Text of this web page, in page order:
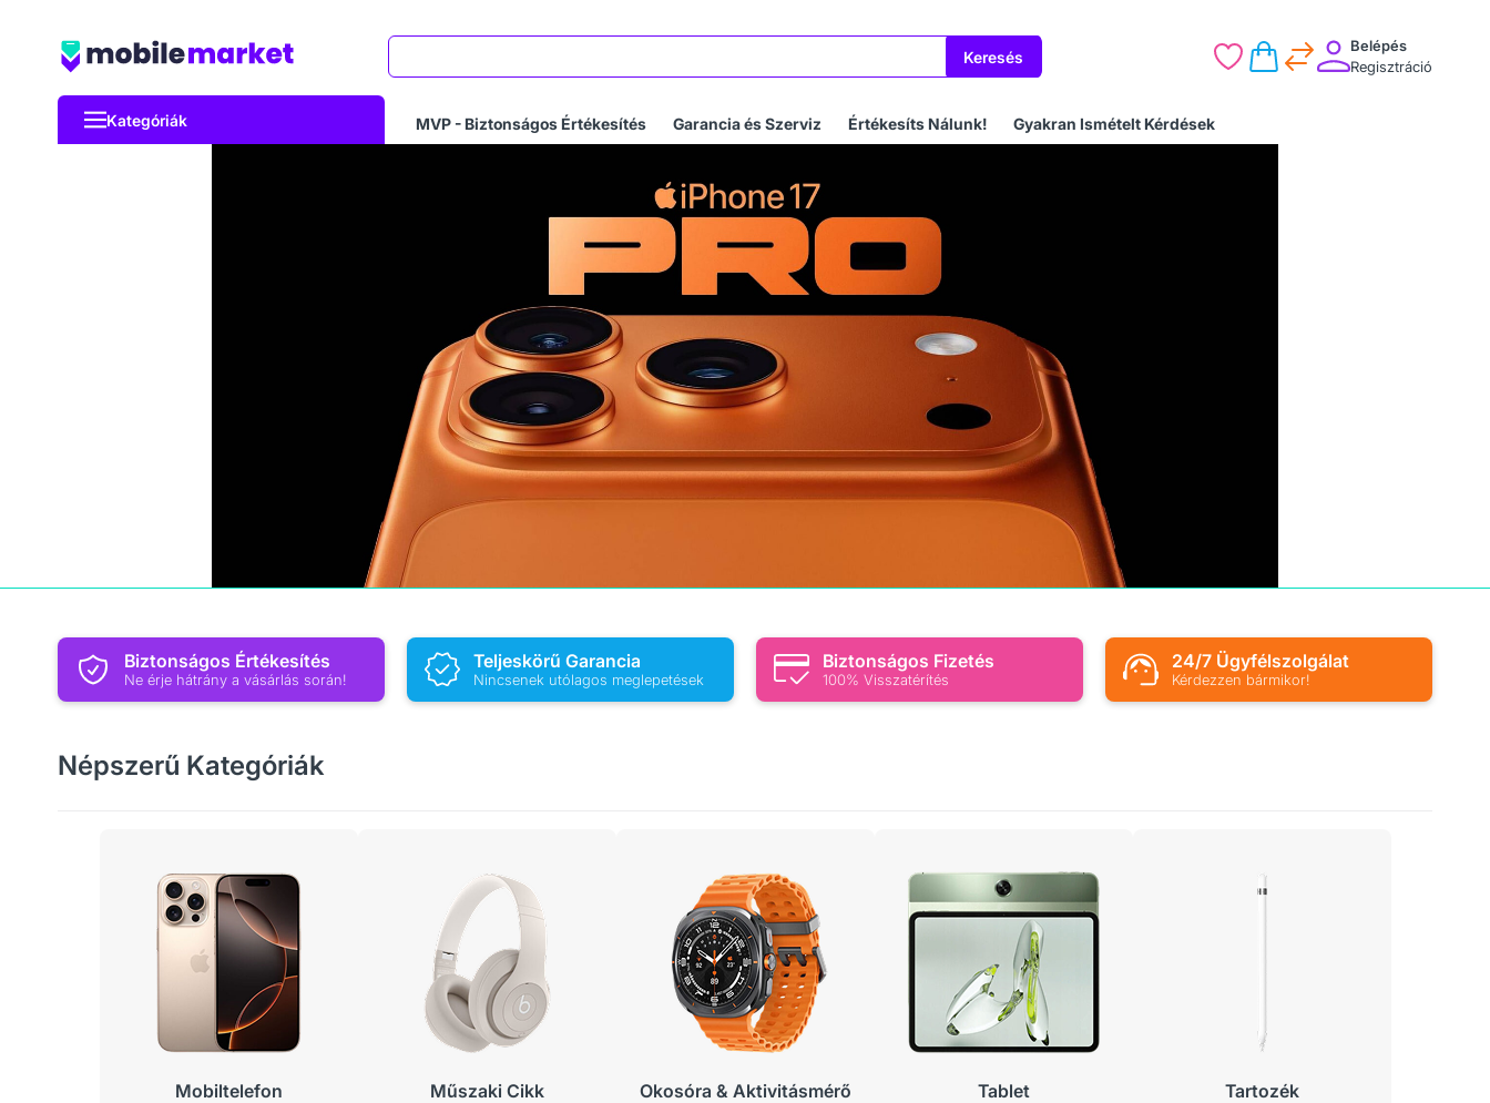
Keresés
Belépés
Regisztráció
Kategóriák MVP - Biztonságos Értékesítés Garancia és Szerviz Értékesíts Nálunk! Gyakran Ismételt Kérdések
Biztonságos Értékesítés
Ne érje hátrány a vásárlás során!
Teljeskörű Garancia
Nincsenek utólagos meglepetések
Biztonságos Fizetés
100% Visszatérítés
24/7 Ügyfélszolgálat
Kérdezzen bármikor!
Népszerű Kategóriák
Mobiltelefon Műszaki Cikk Okosóra & Aktivitásmérő Tablet Tartozék